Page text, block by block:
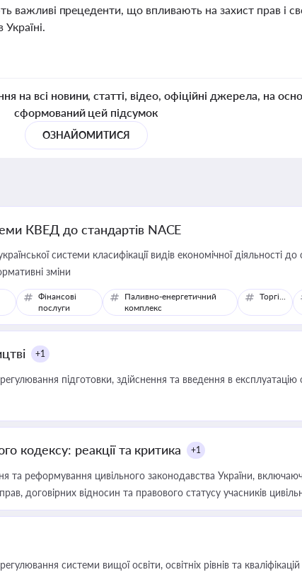
важливі прецеденти, що впливають на захист прав і
на всі новини, статті, відео, офіційні джерела, на
сформований цей підсумок
ОЗНАЙОМИТИСЯ
КВЕД до стандартів NACE
системи класифікації видів економічної діяльності до
зміни
Фінансові
послуги
Паливно-енергетичний
комплекс
Торгівля
+1
підготовки, здійснення та введення в експлуатацію
кодексу: реакції та критика +1
та реформування цивільного законодавства України,
договірних відносин та правового статусу учасників
системи вищої освіти, освітніх рівнів та кваліфікацій